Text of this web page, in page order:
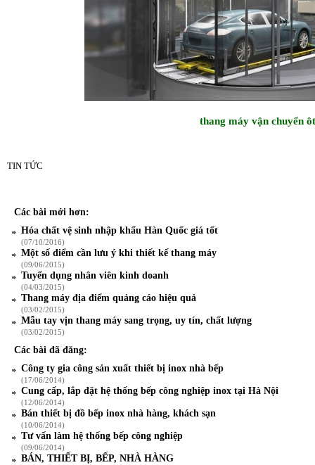
thang máy vận chuyển
TIN TỨC
Các bài mới hơn:
Hóa chất vệ sinh nhập khẩu Hàn Quốc giá tốt
(07/10/2016)
Một số điểm cần lưu ý khi thiết kế thang máy
(09/06/2015)
Tuyển dụng nhân viên kinh doanh
(04/03/2015)
Thang máy địa điểm quảng cáo hiệu quả
(03/02/2015)
Mẫu tay vịn thang máy sang trọng, uy tín, chất lượng
(03/02/2015)
Các bài đã đăng:
Công ty gia công sản xuất thiết bị inox nhà bếp
(17/06/2014)
Cung cấp, lắp đặt hệ thống bếp công nghiệp inox tại Hà Nội
(12/06/2014)
Bán thiết bị đồ bếp inox nhà hàng, khách sạn
(10/06/2014)
Tư vấn làm hệ thống bếp công nghiệp
(09/06/2014)
BÁN, THIẾT BỊ, BẾP, NHÀ HÀNG